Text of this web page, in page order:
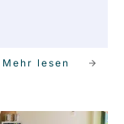
Mehr lesen